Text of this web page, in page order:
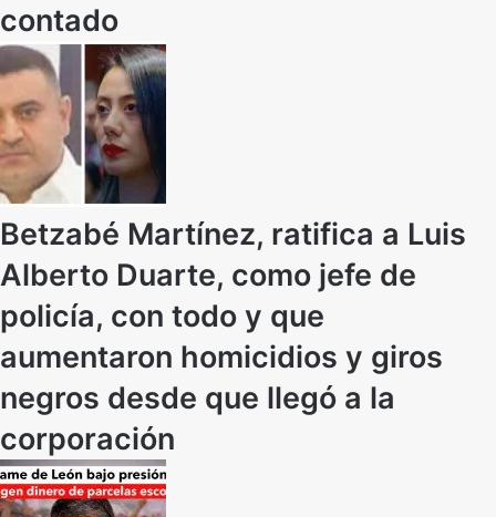
contado
Betzabé Martínez, ratifica a Luis
Alberto Duarte, como jefe de
policía, con todo y que
aumentaron homicidios y giros
negros desde que llegó a la
corporación